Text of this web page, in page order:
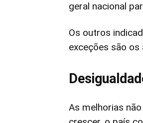
geral nacional
Os outros
exceções são
As melhorias